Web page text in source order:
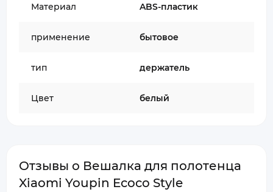
Материал ABS-пластик
применение бытовое
тип держатель
Цвет белый
Отзывы о Вешалка для полотенца
Xiaomi Youpin Ecoco Style